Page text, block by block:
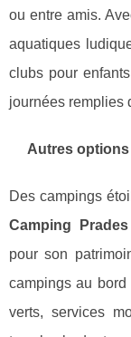
ou entre amis.
aquatiques
clubs pour
journées remplies
Autres
Des campings
Camping Prades
pour son
campings au
verts, services